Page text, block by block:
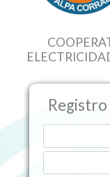
Registro